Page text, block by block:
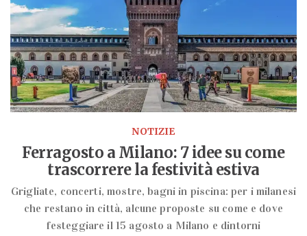
NOTIZIE
Ferragosto a Milano: 7 idee su come
trascorrere la festività estiva
Grigliate, concerti, mostre, bagni in piscina: per i milanesi
che restano in città, alcune proposte su come e dove
festeggiare il 15 agosto a Milano e dintorni